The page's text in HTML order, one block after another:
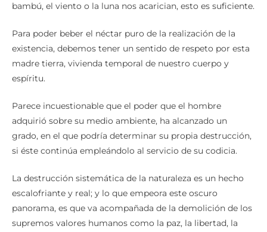
bambú, el viento o la luna nos acarician, esto es suficiente.
Para poder beber el néctar puro de la realización de la
existencia, debemos tener un sentido de respeto por esta
madre tierra, vivienda temporal de nuestro cuerpo y
espíritu.
Parece incuestionable que el poder que el hombre
adquirió sobre su medio ambiente, ha alcanzado un
grado, en el que podría determinar su propia destrucción,
si éste continúa empleándolo al servicio de su codicia.
La destrucción sistemática de la naturaleza es un hecho
escalofriante y real; y lo que empeora este oscuro
panorama, es que va acompañada de la demolición de los
supremos valores humanos como la paz, la libertad, la